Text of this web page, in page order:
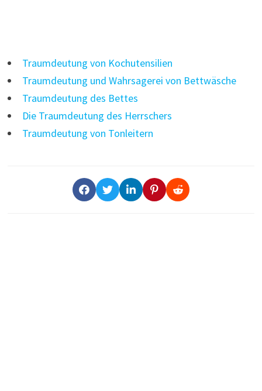
Traumdeutung von Kochutensilien
Traumdeutung und Wahrsagerei von Bettwäsche
Traumdeutung des Bettes
Die Traumdeutung des Herrschers
Traumdeutung von Tonleitern